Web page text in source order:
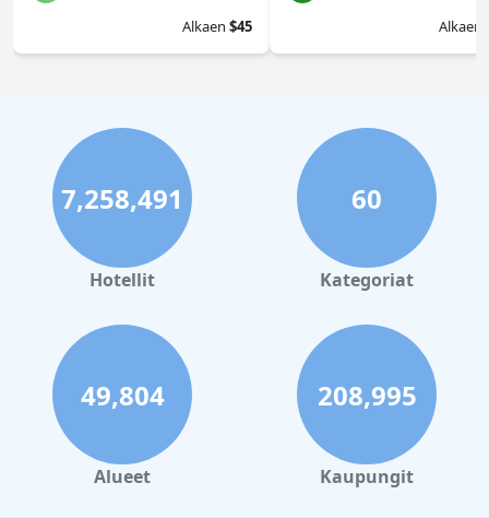
Alkaen $45
Alkaen
7,258,491
Hotellit
60
Kategoriat
49,804
Alueet
208,995
Kaupungit